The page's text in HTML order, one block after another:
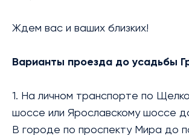
Ждем вас и ваших близких!
Варианты проезда до усадьбы
1. На личном транспорте по
шоссе или Ярославскому шоссе
В городе по проспекту Мира до